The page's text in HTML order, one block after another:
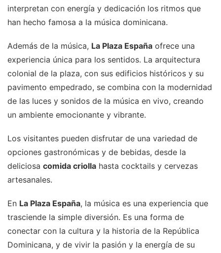
interpretan con energía y dedicación los ritmos que
han hecho famosa a la música dominicana.
Además de la música, La Plaza España ofrece una
experiencia única para los sentidos. La arquitectura
colonial de la plaza, con sus edificios históricos y su
pavimento empedrado, se combina con la modernidad
de las luces y sonidos de la música en vivo, creando
un ambiente emocionante y vibrante.
Los visitantes pueden disfrutar de una variedad de
opciones gastronómicas y de bebidas, desde la
deliciosa comida criolla hasta cocktails y cervezas
artesanales.
En La Plaza España, la música es una experiencia que
trasciende la simple diversión. Es una forma de
conectar con la cultura y la historia de la República
Dominicana, y de vivir la pasión y la energía de su